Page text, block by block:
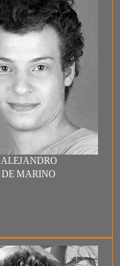
ALEJANDRO
DE MARINO